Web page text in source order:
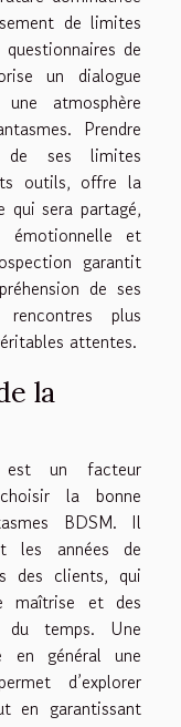
de limites
de
un dialogue
atmosphère
Prendre
ses limites
outils, offre la
qui sera partagé,
et
garantit
de ses
plus
attentes.
la
est un facteur
la bonne
BDSM. Il
les années de
des clients, qui
maîtrise et des
du temps. Une
en général une
d’explorer
en garantissant